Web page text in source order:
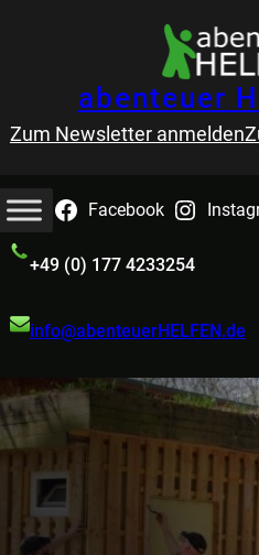
abenteuer
Zum Newsletter anmelden
Facebook
+49 (0) 177 4233254
info@abenteuerHELFEN.de